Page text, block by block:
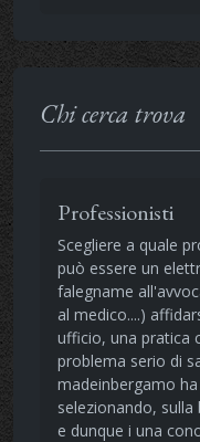
Chi cerca trova
Professionisti
Scegliere a quale
può essere un
falegname
al medico....)
ufficio, una pratica
problema serio di
madeinbergamo
selezionando, sulla
e dunque i una